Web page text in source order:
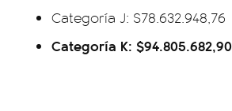
Categoría J: $78.632.948,76
Categoría K: $94.805.682,90